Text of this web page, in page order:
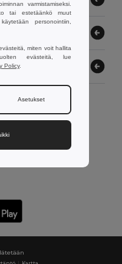
varmistamiseksi.
tai estetäänkö muut
personointiin,
miten voit hallita
evästeitä, lue
Policy.
Asetukset